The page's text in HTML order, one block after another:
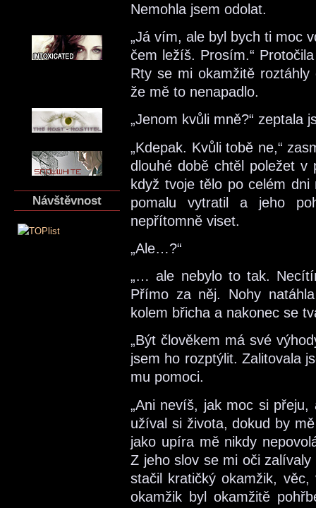
Návštěvnost
Nemohla jsem odolat.
„Já vím, ale byl bych ti moc
čem ležíš. Prosím.“
Rty se mi okamžitě
že mě to nenapadlo.
„Jenom kvůli mně?“ zeptala
„Kdepak. Kvůli tobě ne,“
dlouhé době chtěl poležet
když tvoje tělo po celém
pomalu vytratil a jeho
nepřítomně viset.
„Ale…?“
„… ale nebylo to tak.
Přímo za něj. Nohy
kolem břicha a nakonec se
„Být člověkem má své
jsem ho rozptýlit. Zalitovala
mu pomoci.
„Ani nevíš, jak moc si
užíval si života, dokud by
jako upíra mě nikdy
Z jeho slov se mi oči
stačil kratičký okamžik,
okamžik byl okamžitě